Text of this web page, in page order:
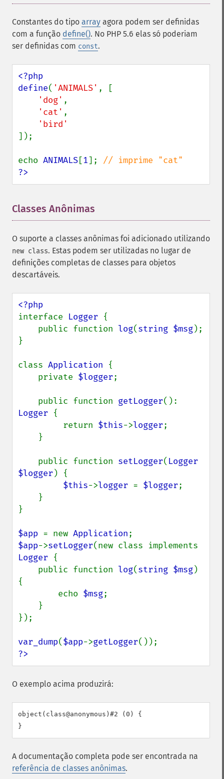
Constantes do tipo array agora podem ser definidas
com a função define(). No PHP 5.6 elas só poderiam
ser definidas com const.
<?php
define( 'ANIMALS' , [
'dog' ,
'cat' ,
]);
echo ANIMALS[1];
?>
Classes Anônimas
O suporte a classes anônimas foi adicionado utilizando
new class. Estas podem ser utilizadas no lugar de
definições completas de classes para objetos
descartáveis.
interface Logger {
    public function
log(string $msg);
}
class Application {
    private
$logger;
    public function
getLogger
Logger {
         return
$this->logger;
    public function
setLogger( Logger
$logger ) {
$this->logger = $logger;
}
$app = new Application
$app->setLogger
Logger {
    public function
log(string $msg)
{
        echo
$msg;
});
var_dump($app->getLogger
?>
O exemplo acima produzirá:
object(class@anonymous)#2 (0) {
A documentação completa pode ser encontrada na
referência de classes anônimas.